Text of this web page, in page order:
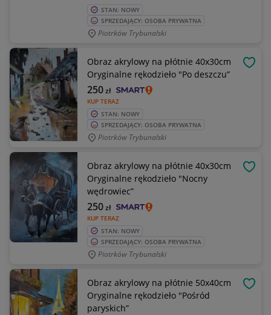
STAN: NOWY
SPRZEDAJĄCY: OSOBA PRYWATNA
Piotrków Trybunalski
Obraz akrylowy na płótnie 40x30cm
Oryginalne rękodzieło "Po deszczu”
KUP TERAZ
250zł
STAN: NOWY
SPRZEDAJĄCY: OSOBA PRYWATNA
Piotrków Trybunalski
Obraz akrylowy na płótnie 40x30cm
Oryginalne rękodzieło "Nocny
wędrowiec”
KUP TERAZ
250zł
STAN: NOWY
SPRZEDAJĄCY: OSOBA PRYWATNA
Piotrków Trybunalski
Obraz akrylowy na płótnie 50x40cm
Oryginalne rękodzieło "Pośród
paryskich”